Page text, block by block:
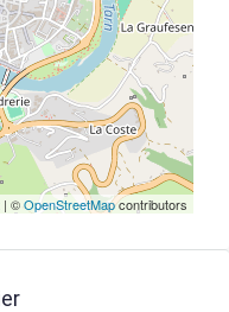
| ©OpenStreetMapcontributors